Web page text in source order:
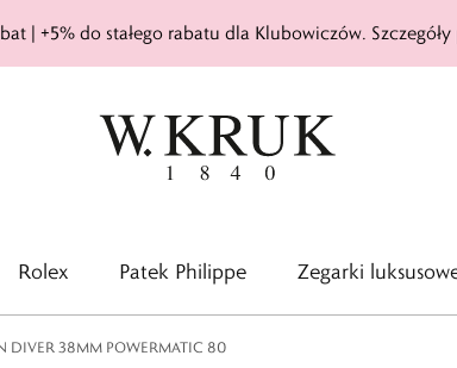
| +5% do stałego rabatu dla Klubowiczów.
Rolex Patek Philippe Zegarki
DIVER 38MM POWERMATIC 80